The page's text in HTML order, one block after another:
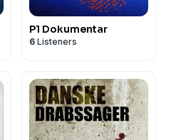
P1 Dokumentar
6 Listeners